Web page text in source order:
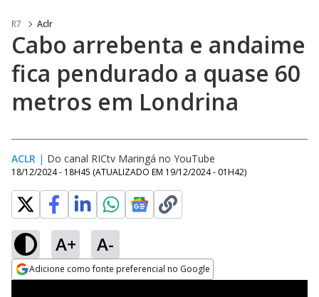
R7 Aclr
Cabo arrebenta e andaime
fica pendurado a quase 60
metros em Londrina
ACLR | Do canal RICtv Maringá no YouTube
18/12/2024 - 18H45 (ATUALIZADO EM 19/12/2024 - 01H42)
A+ A-
Adicione como fonte preferencial no Google